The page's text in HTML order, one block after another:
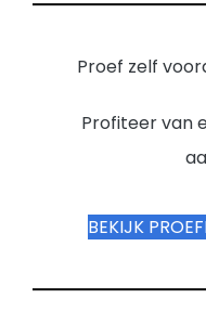
Proef zelf
Profiteer van
BEKIJK